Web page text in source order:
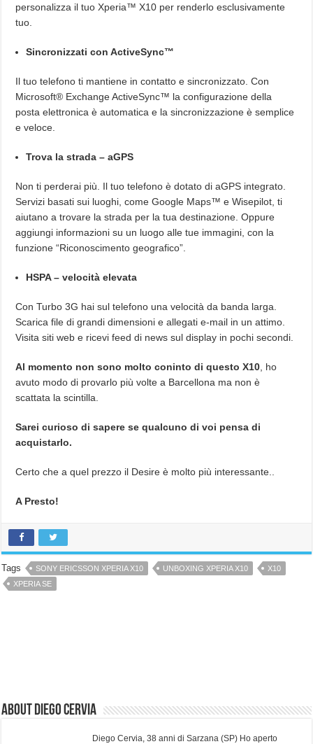
personalizza il tuo Xperia™ X10 per renderlo esclusivamente
tuo.
Sincronizzati con ActiveSync™
Il tuo telefono ti mantiene in contatto e sincronizzato. Con
Microsoft® Exchange ActiveSync™ la configurazione della
posta elettronica è automatica e la sincronizzazione è semplice
e veloce.
Trova la strada – aGPS
Non ti perderai più. Il tuo telefono è dotato di aGPS integrato.
Servizi basati sui luoghi, come Google Maps™ e Wisepilot, ti
aiutano a trovare la strada per la tua destinazione. Oppure
aggiungi informazioni su un luogo alle tue immagini, con la
funzione “Riconoscimento geografico”.
HSPA – velocità elevata
Con Turbo 3G hai sul telefono una velocità da banda larga.
Scarica file di grandi dimensioni e allegati e-mail in un attimo.
Visita siti web e ricevi feed di news sul display in pochi secondi.
Al momento non sono molto coninto di questo X10 , ho
avuto modo di provarlo più volte a Barcellona ma non è
scattata la scintilla.
Sarei curioso di sapere se qualcuno di voi pensa di
acquistarlo.
Certo che a quel prezzo il Desire è molto più interessante..
A Presto!
Tags SONY ERICSSON XPERIA X10 UNBOXING XPERIA X10
X10
XPERIA SE
About Diego Cervia
Diego Cervia, 38 anni di Sarzana (SP) Ho aperto